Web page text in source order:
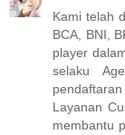
Kami telah
BCA, BNI,
player
selaku
Layanan
membantu